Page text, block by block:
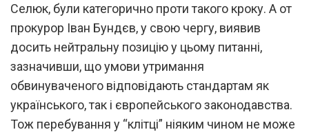
Селюк, були категорично проти такого кроку. А от
прокурор Іван Бундєв, у свою чергу, виявив
досить нейтральну позицію у цьому питанні,
зазначивши, що умови утримання
обвинуваченого відповідають стандартам як
українського, так і європейського законодавства.
Тож перебування у “клітці” ніяким чином не може